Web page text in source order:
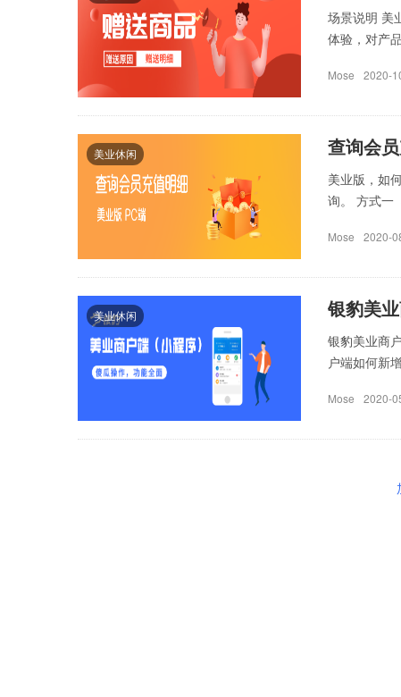
场景说明 美
体验，对产
Mose 2020-
美业休闲 查询会
美业版，如
询。 方式一
Mose 2020-
美业休闲 银豹美
银豹美业商
户端如何新
Mose 2020-